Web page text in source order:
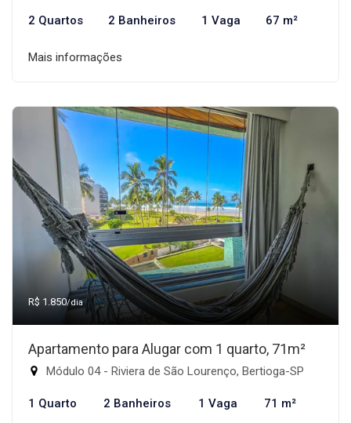
2 Quartos 2 Banheiros 1 Vaga 67 m²
Mais informações
R$ 1.850/dia
Apartamento para Alugar com 1 quarto, 71m²
Módulo 04 - Riviera de São Lourenço, Bertioga-SP
1 Quarto 2 Banheiros 1 Vaga 71 m²